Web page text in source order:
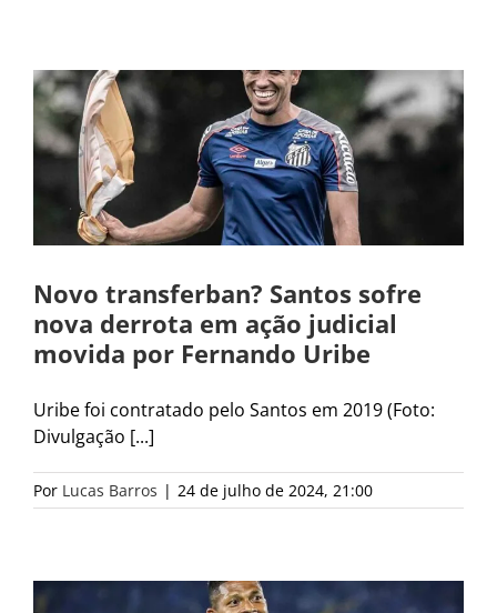
Novo transferban? Santos sofre
nova derrota em ação judicial
movida por Fernando Uribe
Uribe foi contratado pelo Santos em 2019 (Foto:
Divulgação [...]
Por Lucas Barros | 24 de julho de 2024, 21:00